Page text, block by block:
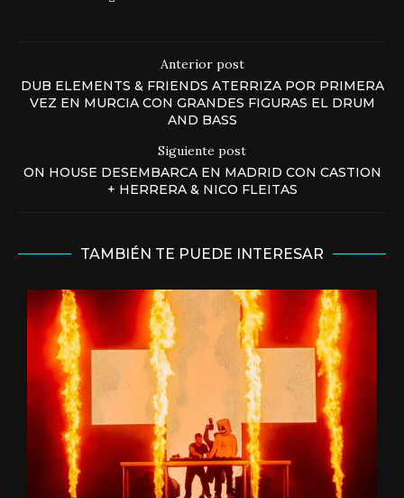
Anterior post
DUB ELEMENTS & FRIENDS ATERRIZA POR PRIMERA
VEZ EN MURCIA CON GRANDES FIGURAS EL DRUM
AND BASS
Siguiente post
ON HOUSE DESEMBARCA EN MADRID CON CASTION
+ HERRERA & NICO FLEITAS
TAMBIÉN TE PUEDE INTERESAR